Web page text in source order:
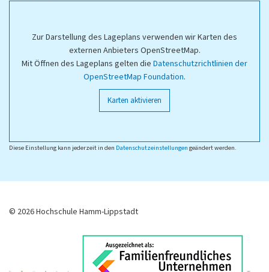
Zur Darstellung des Lageplans verwenden wir Karten des
externen Anbieters OpenStreetMap.
Mit Öffnen des Lageplans gelten die Datenschutzrichtlinien der
OpenStreetMap Foundation.
Karten aktivieren
Diese Einstellung kann jederzeit in den Datenschutzeinstellungen geändert werden.
© 2026 Hochschule Hamm-Lippstadt